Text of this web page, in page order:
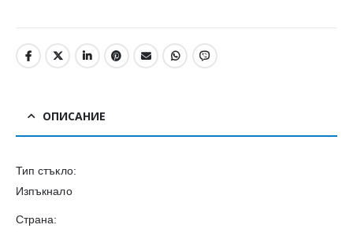
ОПИСАНИЕ
Тип стъкло:
Изпъкнало
Страна: